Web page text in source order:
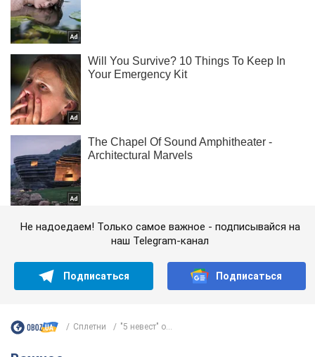
Не надоедаем! Только самое важное - подписывайся на
наш Telegram-канал
Подписаться Подписаться
Сплетни "5 невест" о...